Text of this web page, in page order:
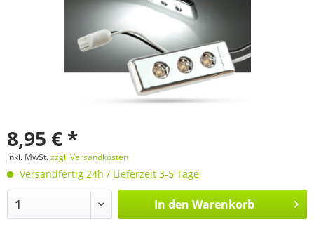
8,95 € *
inkl. MwSt.zzgl. Versandkosten
Versandfertig 24h / Lieferzeit 3-5 Tage
In den Warenkorb